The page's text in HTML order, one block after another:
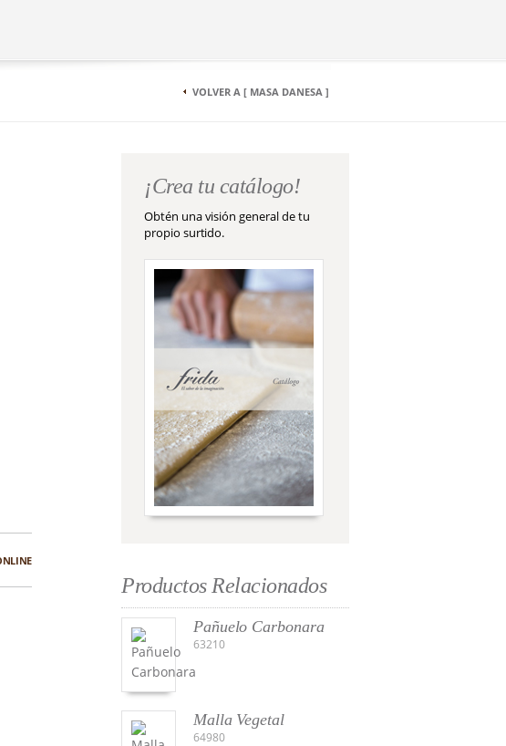
VOLVER A [ MASA DANESA ]
¡Crea tu catálogo!
Obtén una visión general de tu
propio surtido.
Productos Relacionados
Pañuelo Carbonara
63210
Malla Vegetal
64980